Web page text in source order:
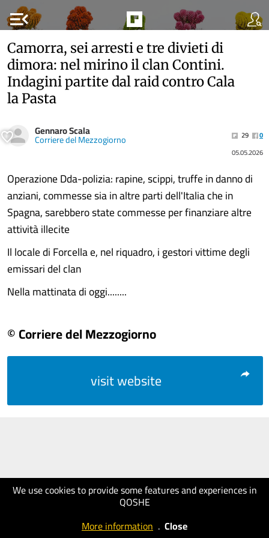
menu_open
We use cookies to provide some features and experiences in
QOSHE
More information . Close
Camorra, sei arresti e tre divieti di
dimora: nel mirino il clan Contini.
Indagini partite dal raid contro Cala
la Pasta
Gennaro Scala
Corriere del Mezzogiorno 29
0
05.05.2026
Operazione Dda-polizia: rapine, scippi, truffe in danno di
anziani, commesse sia in altre parti dell'Italia che in
Spagna, sarebbero state commesse per finanziare altre
attività illecite
Il locale di Forcella e, nel riquadro, i gestori vittime degli
emissari del clan
Nella mattinata di oggi........
© Corriere del Mezzogiorno
visit website